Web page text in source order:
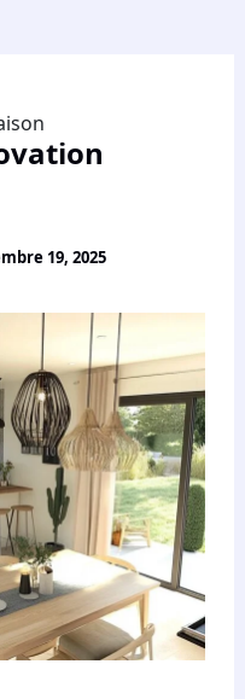
19, 2025